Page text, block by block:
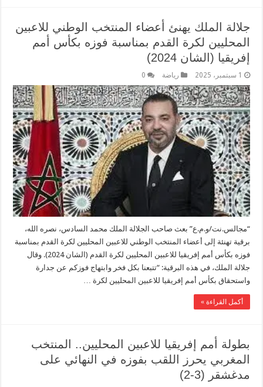
جلالة الملك يهنئ أعضاء المنتخب الوطني للاعبين
المحليين لكرة القدم بمناسبة فوزه بكأس أمم
إفریقیا (الشان 2024)
1 سبتمبر، 2025 رياضة 0
“مجالس.نت/و.م.ع” بعث صاحب الجلالة الملك محمد السادس، نصره الله،
برقية تهنئة إلى أعضاء المنتخب الوطني للاعبين المحليين لكرة القدم بمناسبة
فوزه بكأس أمم إفريقيا للاعبين المحليين لكرة القدم (الشان 2024). وقال
جلالة الملك، في هذه البرقية: “تتبعنا بكل فخر وابتهاج فوزكم عن جدارة
واستحقاق بكأس أمم إفريقيا للاعبين المحليين لكرة …
أكمل القراءة »
بطولة أمم إفريقيا للاعبين المحليين.. المنتخب
المغربي يحرز اللقب بفوزه في النهائي على
مدغشقر (3-2)